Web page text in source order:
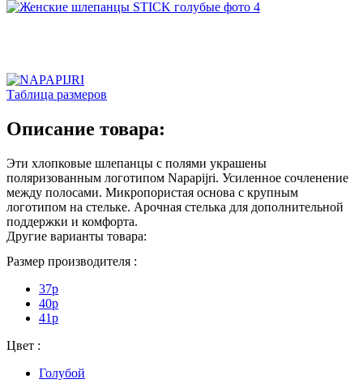
Таблица размеров
Описание товара:
Эти хлопковые шлепанцы с полями украшены
поляризованным логотипом Napapijri. Усиленное сочленение
между полосами. Микропористая основа с крупным
логотипом на стельке. Арочная стелька для дополнительной
поддержки и комфорта.
Другие варианты товара:
Размер производителя :
37p
40p
41p
Цвет :
Голубой